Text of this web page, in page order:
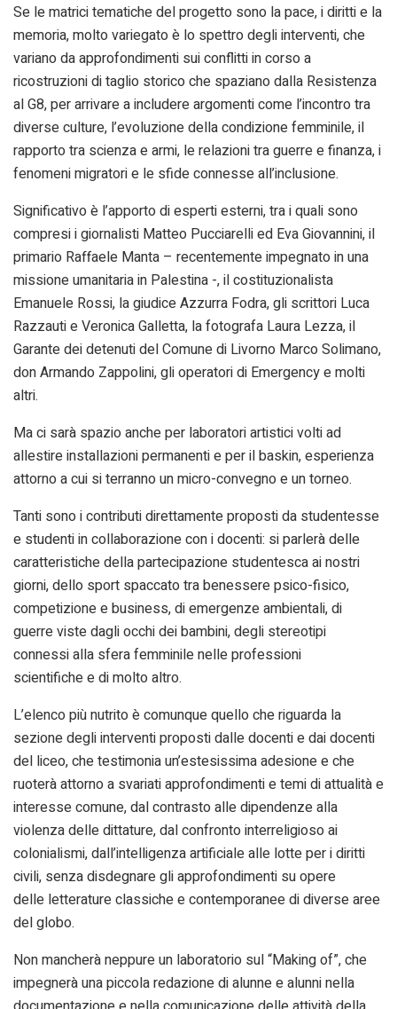
Se le matrici tematiche del progetto sono la pace, i diritti e la
memoria, molto variegato è lo spettro degli interventi, che
variano da approfondimenti sui conflitti in corso a
ricostruzioni di taglio storico che spaziano dalla Resistenza
al G8, per arrivare a includere argomenti come l’incontro tra
diverse culture, l’evoluzione della condizione femminile, il
rapporto tra scienza e armi, le relazioni tra guerre e finanza, i
fenomeni migratori e le sfide connesse all’inclusione.
Significativo è l’apporto di esperti esterni, tra i quali sono
compresi i giornalisti Matteo Pucciarelli ed Eva Giovannini, il
primario Raffaele Manta – recentemente impegnato in una
missione umanitaria in Palestina -, il costituzionalista
Emanuele Rossi, la giudice Azzurra Fodra, gli scrittori Luca
Razzauti e Veronica Galletta, la fotografa Laura Lezza, il
Garante dei detenuti del Comune di Livorno Marco Solimano,
don Armando Zappolini, gli operatori di Emergency e molti
altri.
Ma ci sarà spazio anche per laboratori artistici volti ad
allestire installazioni permanenti e per il baskin, esperienza
attorno a cui si terranno un micro-convegno e un torneo.
Tanti sono i contributi direttamente proposti da studentesse
e studenti in collaborazione con i docenti: si parlerà delle
caratteristiche della partecipazione studentesca ai nostri
giorni, dello sport spaccato tra benessere psico-fisico,
competizione e business, di emergenze ambientali, di
guerre viste dagli occhi dei bambini, degli stereotipi
connessi alla sfera femminile nelle professioni
scientifiche e di molto altro.
L’elenco più nutrito è comunque quello che riguarda la
sezione degli interventi proposti dalle docenti e dai docenti
del liceo, che testimonia un’estesissima adesione e che
ruoterà attorno a svariati approfondimenti e temi di attualità e
interesse comune, dal contrasto alle dipendenze alla
violenza delle dittature, dal confronto interreligioso ai
colonialismi, dall’intelligenza artificiale alle lotte per i diritti
civili, senza disdegnare gli approfondimenti su opere
delle letterature classiche e contemporanee di diverse aree
del globo.
Non mancherà neppure un laboratorio sul “Making of”, che
impegnerà una piccola redazione di alunne e alunni nella